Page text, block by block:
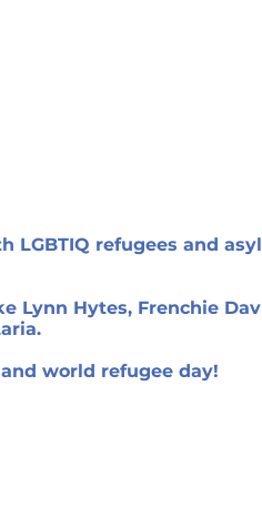
LGBTIQ refugees and
Lynn Hytes, Frenchie
world refugee day!